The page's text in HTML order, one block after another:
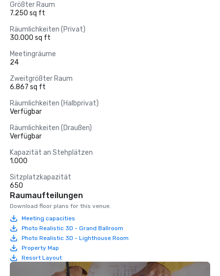
Größter Raum
7.250 sq ft
Räumlichkeiten (Privat)
30.000 sq ft
Meetingräume
24
Zweitgrößter Raum
6.867 sq ft
Räumlichkeiten (Halbprivat)
Verfügbar
Räumlichkeiten (Draußen)
Verfügbar
Kapazität an Stehplätzen
1.000
Sitzplatzkapazität
650
Raumaufteilungen
Download floor plans for this venue.
Meeting capacities
Photo Realistic 3D - Grand Ballroom
Photo Realistic 3D - Lighthouse Room
Property Map
Resort Layout